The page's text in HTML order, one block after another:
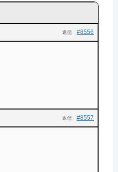
#8556
返信
#8557
返信